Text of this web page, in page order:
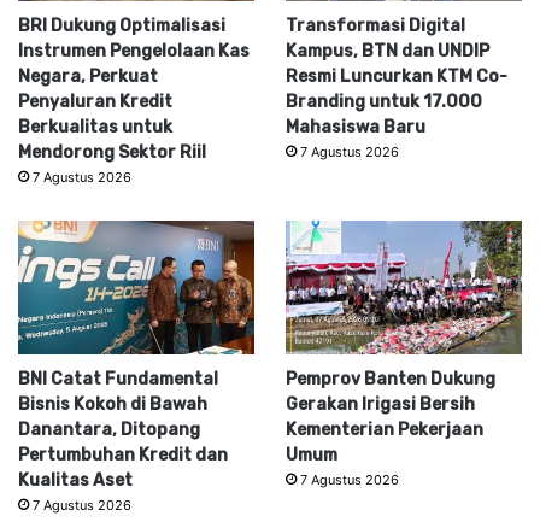
BRI Dukung Optimalisasi
Instrumen Pengelolaan Kas
Negara, Perkuat
Penyaluran Kredit
Berkualitas untuk
Mendorong Sektor Riil
7 Agustus 2026
Transformasi Digital
Kampus, BTN dan UNDIP
Resmi Luncurkan KTM Co-
Branding untuk 17.000
Mahasiswa Baru
7 Agustus 2026
BNI Catat Fundamental
Bisnis Kokoh di Bawah
Danantara, Ditopang
Pertumbuhan Kredit dan
Kualitas Aset
7 Agustus 2026
Pemprov Banten Dukung
Gerakan Irigasi Bersih
Kementerian Pekerjaan
Umum
7 Agustus 2026